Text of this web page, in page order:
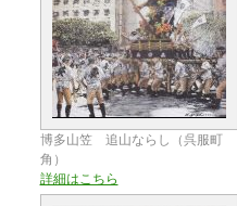
博多山笠 追山ならし（呉服町
角）
詳細はこちら